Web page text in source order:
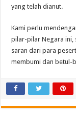
yang telah dianut.
Kami perlu
pilar-pilar Negara ini,
saran dari para
membumi dan betul-